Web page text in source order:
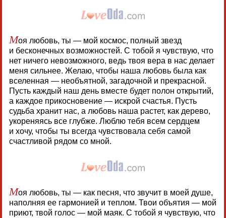
Моя любовь, ты — мой космос, полный звезд
и бесконечных возможностей. С тобой я чувствую, что
нет ничего невозможного, ведь твоя вера в нас делает
меня сильнее. Желаю, чтобы наша любовь была как
вселенная — необъятной, загадочной и прекрасной.
Пусть каждый наш день вместе будет полон открытий,
а каждое прикосновение — искрой счастья. Пусть
судьба хранит нас, а любовь наша растет, как дерево,
укореняясь все глубже. Люблю тебя всем сердцем
и хочу, чтобы ты всегда чувствовала себя самой
счастливой рядом со мной.
Моя любовь, ты — как песня, что звучит в моей душе,
наполняя ее гармонией и теплом. Твои объятия — мой
приют, твой голос — мой маяк. С тобой я чувствую, что